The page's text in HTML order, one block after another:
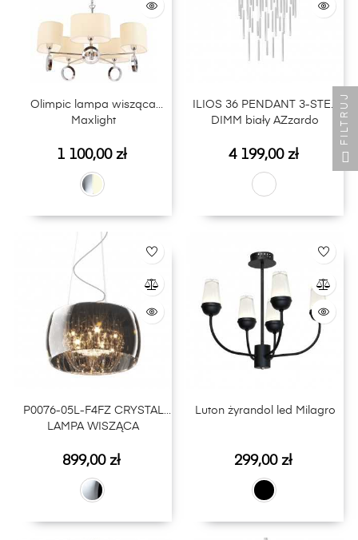
Olimpic lampa wisząca
Maxlight
Cena
1 100,00 zł
ILIOS 36 PENDANT 3-STEP
DIMM biały AZzardo
Cena
4 199,00 zł
P0076-05L-F4FZ CRYSTAL
LAMPA WISZĄCA
Cena
899,00 zł
Luton żyrandol led Milagro
Cena
299,00 zł
FILTRUJ